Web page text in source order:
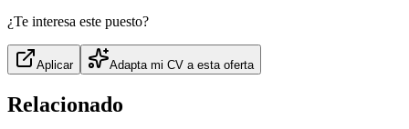
¿Te interesa este puesto?
Aplicar Adapta mi CV a esta oferta
Relacionado